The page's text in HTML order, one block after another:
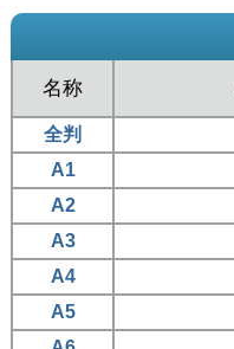
名称
全判
A1
A2
A3
A4
A5